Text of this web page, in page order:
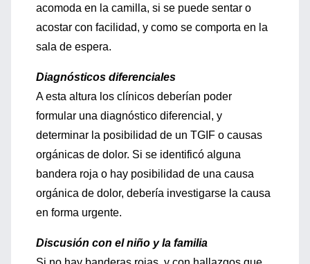
acomoda en la camilla, si se puede sentar o
acostar con facilidad, y como se comporta en la
sala de espera.
Diagnósticos diferenciales
A esta altura los clínicos deberían poder
formular una diagnóstico diferencial, y
determinar la posibilidad de un TGIF o causas
orgánicas de dolor. Si se identificó alguna
bandera roja o hay posibilidad de una causa
orgánica de dolor, debería investigarse la causa
en forma urgente.
Discusión con el niño y la familia